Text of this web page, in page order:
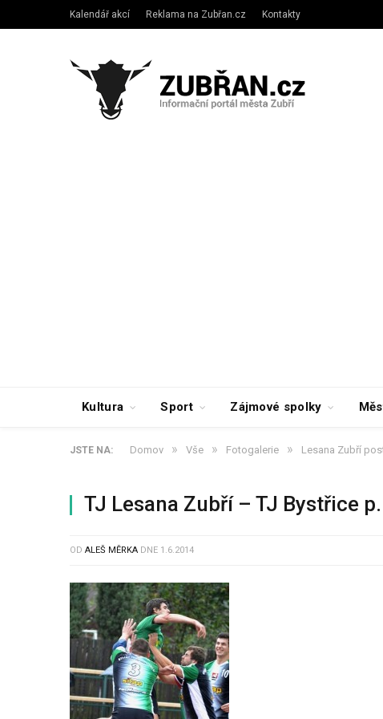
Kalendář akcí Reklama na Zubřan.cz Kontakty
Kultura Sport Zájmové spolky
JSTE NA: Domov » Vše » Fotogalerie » Lesana Zubří
TJ Lesana Zubří – TJ Bystřice
OD ALEŠ MĚRKA DNE 1.6.2014